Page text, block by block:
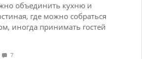
объединить кухню и
где можно собраться
иногда принимать гостей
7